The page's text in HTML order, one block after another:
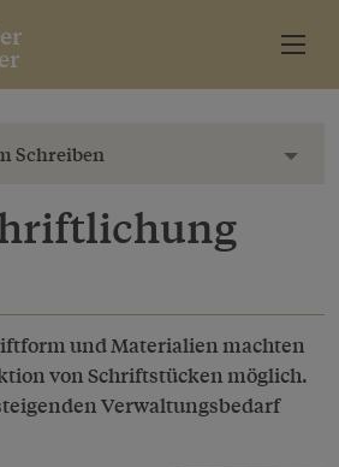
Schreiben
und Materialien machten
von Schriftstücken möglich.
Verwaltungsbedarf